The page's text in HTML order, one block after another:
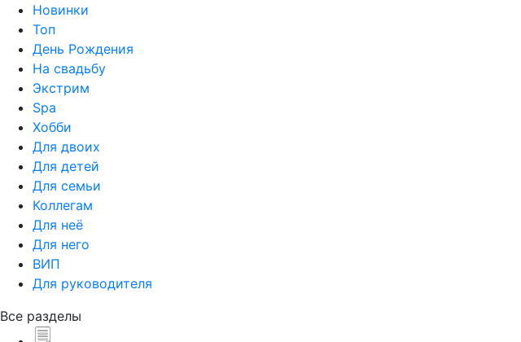
Новинки
Топ
День Рождения
На свадьбу
Экстрим
Spa
Хобби
Для двоих
Для детей
Для семьи
Коллегам
Для неё
Для него
ВИП
Для руководителя
Все разделы